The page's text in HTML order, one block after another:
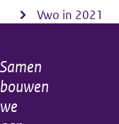
Vwo in 2021
Algemene
informatie
Samen
bouwen
we